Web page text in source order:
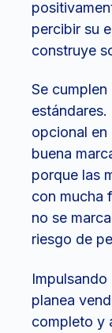
percibir su
construye
Se
opcional en
buena
porque las
con mucha
no se
riesgo de
planea
completo y